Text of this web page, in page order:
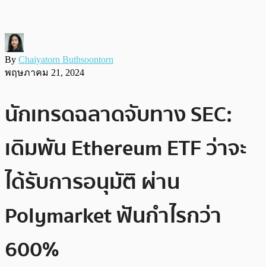
By Chaiyatorn Buthsoontorn
พฤษภาคม 21, 2024
นักเทรดฉลาดจับทาง SEC:
เดิมพัน Ethereum ETF ว่าจะ
ได้รับการอนุมัติ ผ่าน
Polymarket ฟันกำไรกว่า
600%